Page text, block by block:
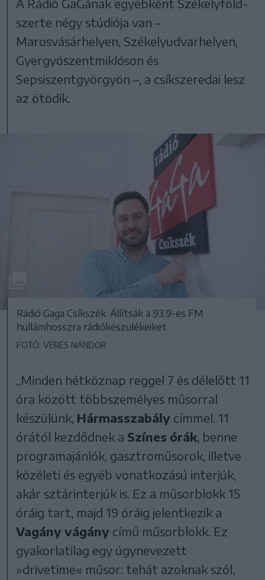
A Rádió GaGának egyébként Székelyföld-
szerte négy stúdiója van –
Marosvásárhelyen, Székelyudvarhelyen,
Gyergyószentmiklóson és
Sepsiszentgyörgyön –, a csíkszeredai lesz
az ötödik.
Rádió Gaga Csíkszék. Állítsák a 93.9-es FM
hullámhosszra rádiókészülékeiket
FOTÓ: VERES NÁNDOR
„Minden hétköznap reggel 7 és délelőtt 11
óra között többszemélyes műsorral
készülünk, Hármasszabály címmel. 11
órától kezdődnek a Színes órák, benne
programajánlók, gasztroműsorok, illetve
közéleti és egyéb vonatkozású interjúk,
akár sztárinterjúk is. Ez a műsorblokk 15
óráig tart, majd 19 óráig jelentkezik a
Vagány vágány című műsorblokk. Ez
gyakorlatilag egy úgynevezett
»drivetime« műsor: tehát azoknak szól,